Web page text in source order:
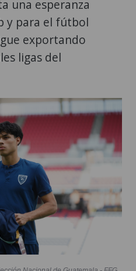
una esperanza
y para el fútbol
exportando
ligas del